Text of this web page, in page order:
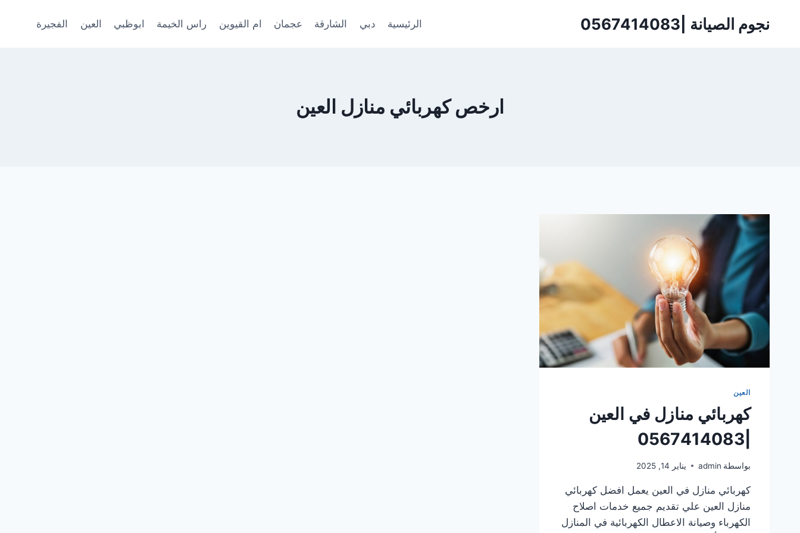
نجوم الصيانة |0567414083 الرئيسية دبي الشارقة عجمان ام القيوين راس الخيمة ابوظبي العين الفجيرة
ارخص كهربائي منازل العين
العين
كهربائي منازل في العين
بواسطة admin يناير 14, 2025
كهربائي منازل في العين يعمل افضل كهربائي
منازل العين علي تقديم جميع خدمات اصلاح
الكهرباء وصيانة الاعطال الكهربائية في المنازل